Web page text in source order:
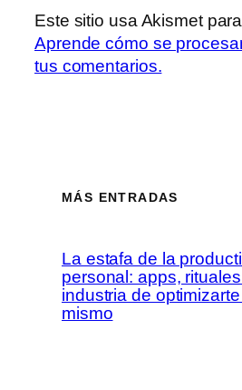
Este sitio usa Akismet
Aprende cómo se
tus comentarios.
MÁS ENTRADAS
La estafa de la
personal: apps,
industria de optimizarte
mismo